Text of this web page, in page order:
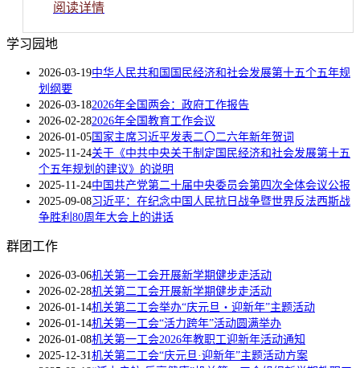
阅读详情
学习园地
2026-03-19中华人民共和国国民经济和社会发展第十五个五年规
划纲要
2026-03-182026年全国两会：政府工作报告
2026-02-282026年全国教育工作会议
2026-01-05 国家主席习近平发表二〇二六年新年贺词
2025-11-24关于《中共中央关于制定国民经济和社会发展第十五
个五年规划的建议》的说明
2025-11-24中国共产党第二十届中央委员会第四次全体会议公报
2025-09-08习近平：在纪念中国人民抗日战争暨世界反法西斯战
争胜利80周年大会上的讲话
群团工作
2026-03-06机关第一工会开展新学期健步走活动
2026-02-28机关第二工会开展新学期健步走活动
2026-01-14机关第二工会举办“庆元旦・迎新年”主题活动
2026-01-14机关第一工会“活力跨年”活动圆满举办
2026-01-08机关第一工会2026年教职工迎新年活动通知
2025-12-31机关第二工会“庆元旦·迎新年”主题活动方案